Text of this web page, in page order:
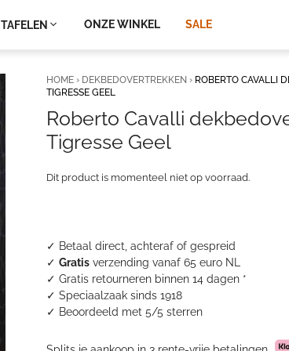
TAFELEN ONZE WINKEL SALE
✓ Betaal direct, achteraf of gespreid
✓Gratis verzending vanaf 65 euro NL
✓ Gratis retourneren binnen 14 dagen *
✓ Speciaalzaak sinds 1918
✓ Beoordeeld met 5/5 sterren
HOME › DEKBEDOVERTREKKEN › ROBERTO CAVALLI
TIGRESSE GEEL
Roberto Cavalli
Tigresse Geel
Dit product is momenteel niet op voorraad.